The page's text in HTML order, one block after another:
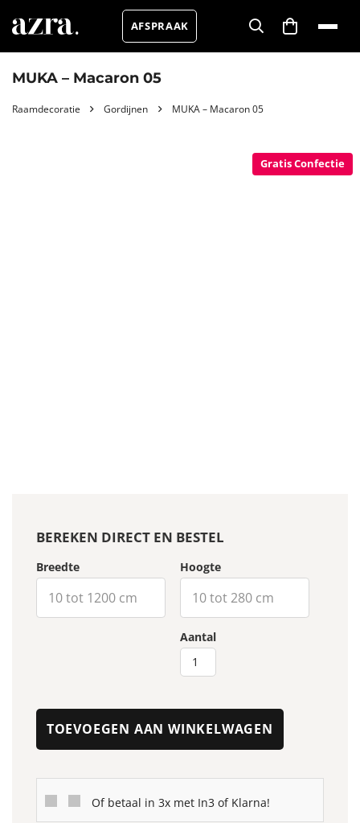
AFSPRAAK
MUKA – Macaron 05
Raamdecoratie Gordijnen MUKA – Macaron 05
Gratis Confectie
BEREKEN DIRECT EN BESTEL
Breedte Hoogte
Aantal
Macaron
05
TOEVOEGEN AAN WINKELWAGEN
Of betaal in 3x met In3 of Klarna!